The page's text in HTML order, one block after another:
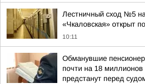
Лестничный сход №5
«Чкаловская» открыт
10:11
Обманувшие
почти на 18
предстанут перед